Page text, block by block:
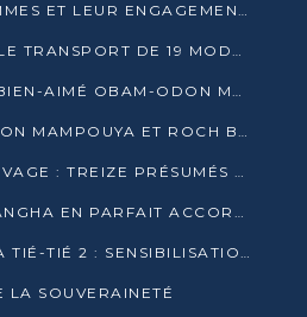
TBC CÉLÈBRE LES FEMMES ET LEUR ENGAGEMENT À L’OCCASION DU 8 MARS
AGL CONGO RÉUSSIT LE TRANSPORT DE 19 MODULES HORS GABARIT ENTRE POINTE-NOIRE ET BRAZZAVILLE
GAMBOMA, ANTOINE BIEN-AIMÉ OBAM-ODON MOBILISE LES 32 148 ÉLECTEURS EN FAVEUR DE DENIS SASSOU NGUESSO
GOMA TSÉ-TSÉ : MATSON MAMPOUYA ET ROCH BREDIN BISSALA NKOUNKOU EN CAMPAGNE DE PROXIMITÉ
TRAFIC DE FAUNE SAUVAGE : TREIZE PRÉSUMÉS TRAFIQUANTS INTERPELLÉS AU CONGO EN 2025
LA LIKOUALA ET LA SANGHA EN PARFAIT ACCORD AVEC LE PROJET DE SOCIÉTÉ DU CANDIDAT DENIS SASSOU-N’GUESSO
DROITS DES FEMMES À TIÉ-TIÉ 2 : SENSIBILISATION ET PÉDAGOGIE SUR LE DROIT DE VOTE
LA SOUVERAINETÉ